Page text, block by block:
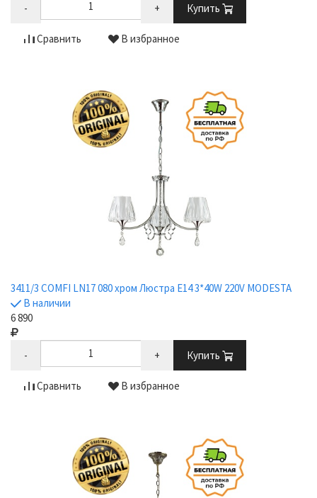
- + Купить
Сравнить В избранное
3411/3 COMFI LN17 080 хром Люстра E14 3*40W 220V MODESTA
В наличии
6 890
- + Купить
Сравнить В избранное